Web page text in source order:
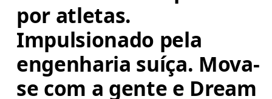
por atletas.
Impulsionado pela
engenharia suíça. Mova-
se com a gente e Dream